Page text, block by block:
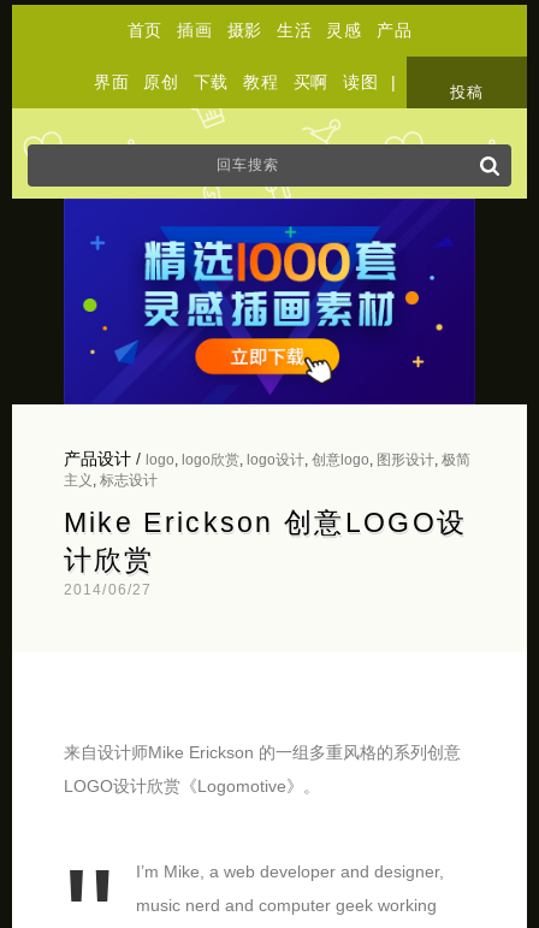
首页 插画 摄影 生活 灵感 产品
界面 原创 下载 教程 买啊 读图 |
投稿
产品设计/ logo logo欣赏, logo设计, 创意logo 图形设计, 极简
主义
标志设计
Mike Erickson 创意LOGO设
计欣赏
2014/06/27
来自设计师Mike Erickson 的一组多重风格的系列创意
LOGO设计欣赏《Logomotive》。
I’m Mike, a web developer and designer,
music nerd and computer geek working